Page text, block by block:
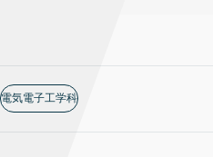
電気電子工学科